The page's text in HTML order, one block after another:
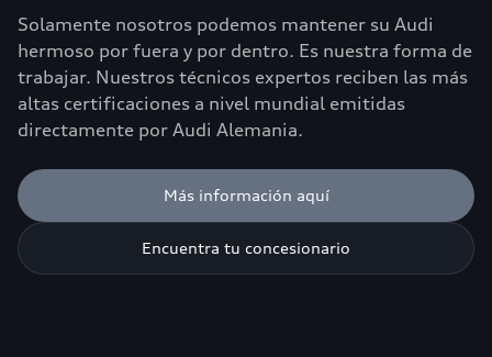
Solamente nosotros podemos mantener su Audi
hermoso por fuera y por dentro. Es nuestra forma de
trabajar. Nuestros técnicos expertos reciben las más
altas certificaciones a nivel mundial emitidas
directamente por Audi Alemania.
Más información aquí
Encuentra tu concesionario